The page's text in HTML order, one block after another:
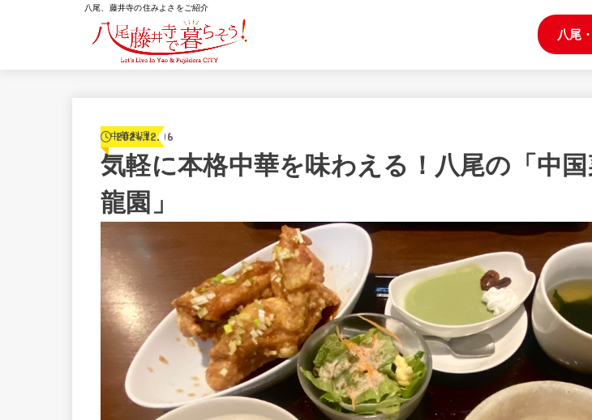
八尾、藤井寺の住みよさをご紹介
八尾
中華料理
2024.12.06
気軽に本格中華を味わえる！八尾の「中
龍園」